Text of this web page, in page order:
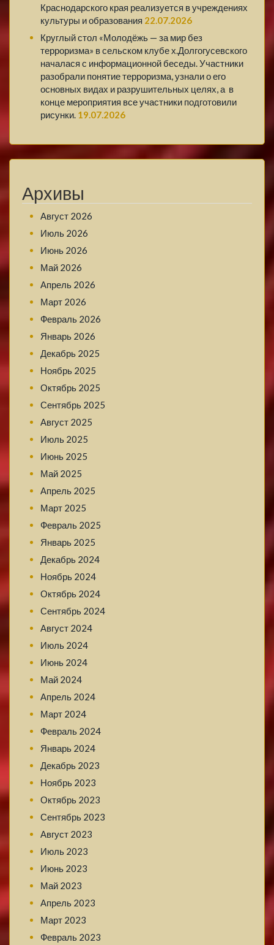
Краснодарского края реализуется в учреждениях
культуры и образования 22.07.2026
Круглый стол «Молодёжь — за мир без
терроризма» в сельском клубе х.Долгогусевского
началася с информационной беседы. Участники
разобрали понятие терроризма, узнали о его
основных видах и разрушительных целях, а в
конце мероприятия все участники подготовили
рисунки. 19.07.2026
Архивы
Август 2026
Июль 2026
Июнь 2026
Май 2026
Апрель 2026
Март 2026
Февраль 2026
Январь 2026
Декабрь 2025
Ноябрь 2025
Октябрь 2025
Сентябрь 2025
Август 2025
Июль 2025
Июнь 2025
Май 2025
Апрель 2025
Март 2025
Февраль 2025
Январь 2025
Декабрь 2024
Ноябрь 2024
Октябрь 2024
Сентябрь 2024
Август 2024
Июль 2024
Июнь 2024
Май 2024
Апрель 2024
Март 2024
Февраль 2024
Январь 2024
Декабрь 2023
Ноябрь 2023
Октябрь 2023
Сентябрь 2023
Август 2023
Июль 2023
Июнь 2023
Май 2023
Апрель 2023
Март 2023
Февраль 2023